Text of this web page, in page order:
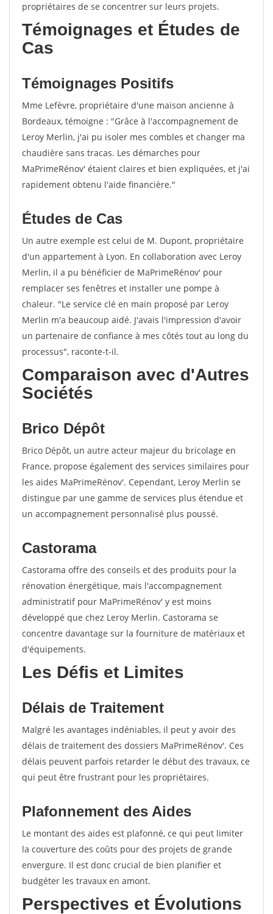
propriétaires de se concentrer sur leurs projets.
Témoignages et Études de
Cas
Témoignages Positifs
Mme Lefèvre, propriétaire d'une maison ancienne à
Bordeaux, témoigne : "Grâce à l'accompagnement de
Leroy Merlin, j'ai pu isoler mes combles et changer ma
chaudière sans tracas. Les démarches pour
MaPrimeRénov' étaient claires et bien expliquées, et j'ai
rapidement obtenu l'aide financière."
Études de Cas
Un autre exemple est celui de M. Dupont, propriétaire
d'un appartement à Lyon. En collaboration avec Leroy
Merlin, il a pu bénéficier de MaPrimeRénov' pour
remplacer ses fenêtres et installer une pompe à
chaleur. "Le service clé en main proposé par Leroy
Merlin m'a beaucoup aidé. J'avais l'impression d'avoir
un partenaire de confiance à mes côtés tout au long du
processus", raconte-t-il.
Comparaison avec d'Autres
Sociétés
Brico Dépôt
Brico Dépôt, un autre acteur majeur du bricolage en
France, propose également des services similaires pour
les aides MaPrimeRénov'. Cependant, Leroy Merlin se
distingue par une gamme de services plus étendue et
un accompagnement personnalisé plus poussé.
Castorama
Castorama offre des conseils et des produits pour la
rénovation énergétique, mais l'accompagnement
administratif pour MaPrimeRénov' y est moins
développé que chez Leroy Merlin. Castorama se
concentre davantage sur la fourniture de matériaux et
d'équipements.
Les Défis et Limites
Délais de Traitement
Malgré les avantages indéniables, il peut y avoir des
délais de traitement des dossiers MaPrimeRénov'. Ces
délais peuvent parfois retarder le début des travaux, ce
qui peut être frustrant pour les propriétaires.
Plafonnement des Aides
Le montant des aides est plafonné, ce qui peut limiter
la couverture des coûts pour des projets de grande
envergure. Il est donc crucial de bien planifier et
budgéter les travaux en amont.
Perspectives et Évolutions